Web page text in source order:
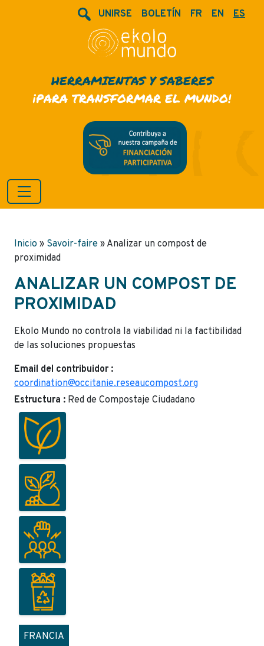
UNIRSE BOLETÍN FR EN ES
HERRAMIENTAS Y SABERES
¡PARA TRANSFORMAR EL MUNDO!
Inicio » Savoir-faire » Analizar un compost de
proximidad
ANALIZAR UN COMPOST DE
PROXIMIDAD
Ekolo Mundo no controla la viabilidad ni la factibilidad
de las soluciones propuestas
Email del contribuidor :
coordination@occitanie.reseaucompost.org
Estructura : Red de Compostaje Ciudadano
FRANCIA